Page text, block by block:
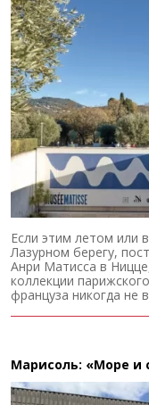
Если этим летом или
Лазурном берегу,
Анри Матисса в
коллекции
француза никогда не
Марисоль: «Море и